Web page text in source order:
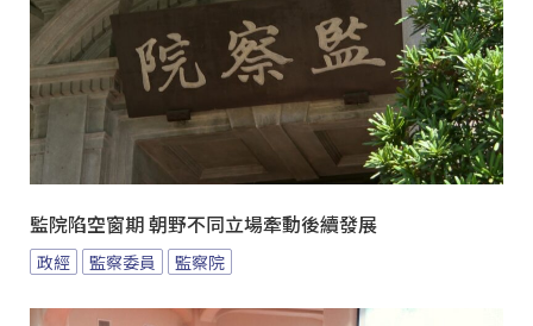
監院陷空窗期 朝野不同立場牽動後續發展
政經 監察委員 監察院